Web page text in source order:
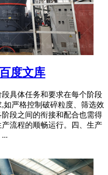
度文库
具体任务和要求在每个阶段
如严格控制破碎粒度、筛选效
段之间的衔接和配合也需得
流程的顺畅运行。四、生产